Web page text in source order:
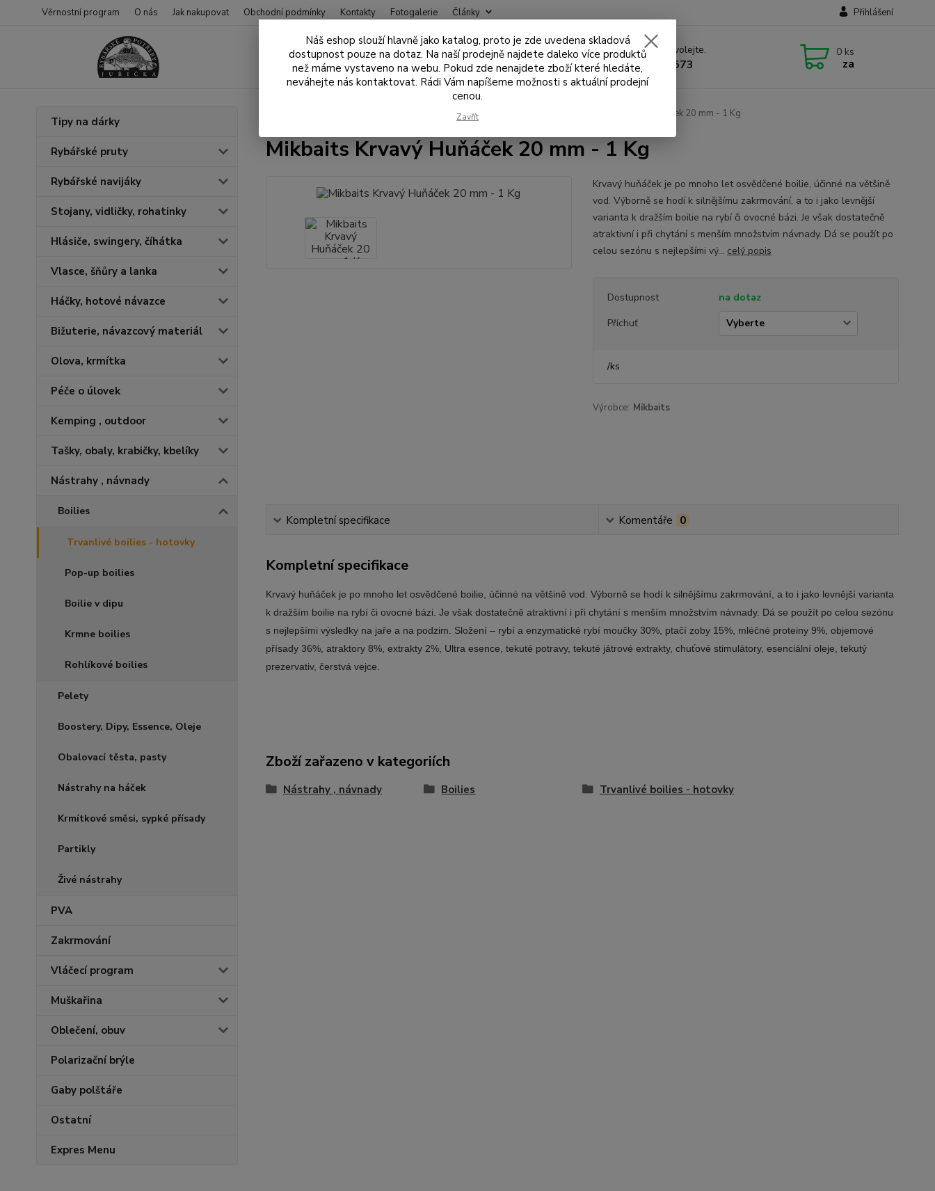
Věrnostní program O nás Jak nakupovat Obchodní podmínky Kontakty Fotogalerie Články Přihlášení
Hledat Nevíte si rady? Zavolejte.
+420 732 707 573
0 ks
za
Tipy na dárky
Rybářské pruty
Rybářské navijáky
Stojany, vidličky, rohatinky
Hlásiče, swingery, číhátka
Vlasce, šňůry a lanka
Háčky, hotové návazce
Bižuterie, návazcový materiál
Olova, krmítka
Péče o úlovek
Kemping , outdoor
Tašky, obaly, krabičky, kbelíky
Nástrahy , návnady
Boilies
Trvanlivé boilies - hotovky
Pop-up boilies
Boilie v dipu
Krmne boilies
Rohlíkové boilies
Pelety
Boostery, Dipy, Essence, Oleje
Obalovací těsta, pasty
Nástrahy na háček
Krmítkové směsi, sypké přísady
Partikly
Živé nástrahy
PVA
Zakrmování
Vláčecí program
Muškařina
Oblečení, obuv
Polarizační brýle
Gaby polštáře
Ostatní
Expres Menu
Trvanlivé boilies - hotovky Mikbaits Krvavý Huňáček 20 mm - 1 Kg
Mikbaits Krvavý Huňáček 20 mm - 1 Kg
Krvavý huňáček je po mnoho let osvědčené boilie, účinné na většině
vod. Výborně se hodí k silnějšímu zakrmování, a to i jako levnější
varianta k dražším boilie na rybí či ovocné bázi. Je však dostatečně
atraktivní i při chytání s menším množstvím návnady. Dá se použít po
celou sezónu s nejlepšími vý... celý popis
Dostupnost
na dotaz
Příchuť
/ks
Výrobce: Mikbaits
Kompletní specifikace Komentáře 0
Kompletní specifikace
Krvavý huňáček je po mnoho let osvědčené boilie, účinné na většině vod. Výborně se hodí k silnějšímu zakrmování, a to i jako levnější varianta
k dražším boilie na rybí či ovocné bázi. Je však dostatečně atraktivní i při chytání s menším množstvím návnady. Dá se použít po celou sezónu
s nejlepšími výsledky na jaře a na podzim. Složení – rybí a enzymatické rybí moučky 30%, ptačí zoby 15%, mléčné proteiny 9%, objemové
přísady 36%, atraktory 8%, extrakty 2%, Ultra esence, tekuté potravy, tekuté játrové extrakty, chuťové stimulátory, esenciální oleje, tekutý
prezervativ, čerstvá vejce.
Zboží zařazeno v kategoriích
Nástrahy , návnady Boilies Trvanlivé boilies - hotovky
Náš eshop slouží hlavně jako katalog, proto je zde uvedena skladová
dostupnost pouze na dotaz. Na naší prodejně najdete daleko více produktů
než máme vystaveno na webu. Pokud zde nenajdete zboží které hledáte,
neváhejte nás kontaktovat. Rádi Vám napíšeme možnosti s aktuální prodejní
cenou.
Zavřít